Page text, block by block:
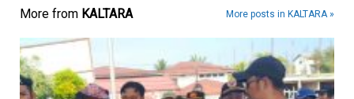
More from KALTARA More posts in KALTARA »